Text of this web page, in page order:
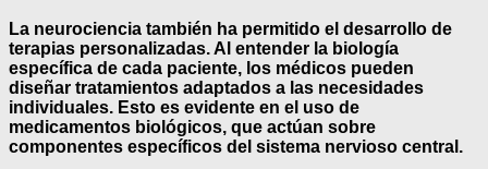
La neurociencia también ha permitido el desarrollo de
terapias personalizadas. Al entender la biología
específica de cada paciente, los médicos pueden
diseñar tratamientos adaptados a las necesidades
individuales. Esto es evidente en el uso de
medicamentos biológicos, que actúan sobre
componentes específicos del sistema nervioso central.